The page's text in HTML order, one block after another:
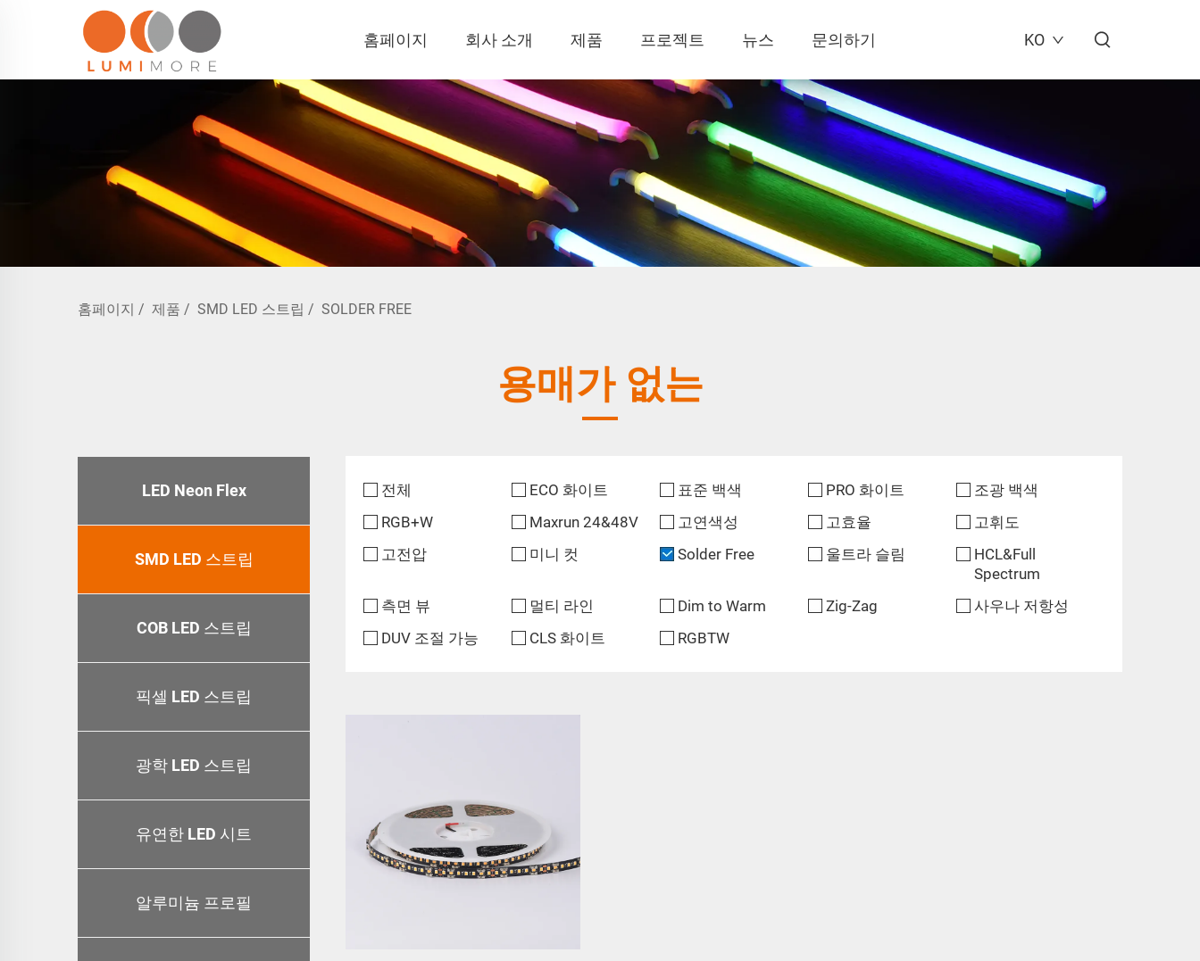
홈페이지 회사 소개 제품 프로젝트 뉴스 문의하기 KO
홈페이지 / 제품 / SMD LED 스트립 / SOLDER FREE
용매가 없는
LED Neon Flex
SMD LED 스트립
COB LED 스트립
픽셀 LED 스트립
광학 LED 스트립
유연한 LED 시트
알루미늄 프로필
전체 ECO 화이트 표준 백색 PRO 화이트
조광 백색
RGB+W
Maxrun 24&48V 고연색성 고효율
고휘도
고전압
미니 컷 Solder Free 울트라 슬림
HCL&Full
Spectrum
측면 뷰
멀티 라인 Dim to Warm Zig-Zag
사우나 저항성
DUV 조절 가능
CLS 화이트 RGBTW